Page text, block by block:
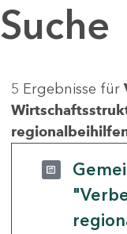
Suche
5 Ergebnisse für